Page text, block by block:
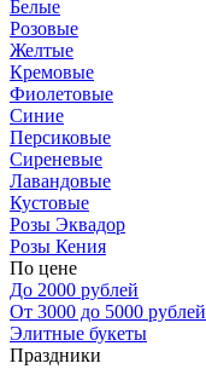
Белые
Розовые
Желтые
Кремовые
Фиолетовые
Синие
Персиковые
Сиреневые
Лавандовые
Кустовые
Розы Эквадор
Розы Кения
По цене
До 2000 рублей
От 3000 до 5000 рублей
Элитные букеты
Праздники